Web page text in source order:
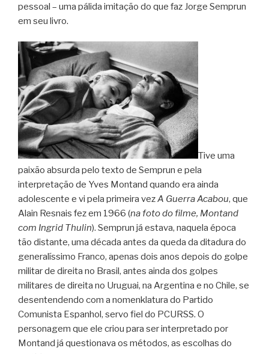
pessoal – uma pálida imitação do que faz Jorge Semprun
em seu livro.
Tive uma
paixão absurda pelo texto de Semprun e pela
interpretação de Yves Montand quando era ainda
adolescente e vi pela primeira vezA Guerra Acabou, que
Alain Resnais fez em 1966 (na foto do filme, Montand
com Ingrid Thulin). Semprun já estava, naquela época
tão distante, uma década antes da queda da ditadura do
generalíssimo Franco, apenas dois anos depois do golpe
militar de direita no Brasil, antes ainda dos golpes
militares de direita no Uruguai, na Argentina e no Chile, se
desentendendo com a nomenklatura do Partido
Comunista Espanhol, servo fiel do PCURSS. O
personagem que ele criou para ser interpretado por
Montand já questionava os métodos, as escolhas do